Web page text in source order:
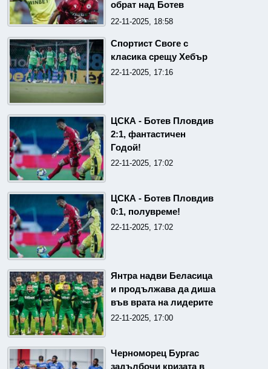
обрат над Ботев
Пловдив и се поздрави
22-11-2025, 18:58
Спортист Своге с
класика срещу Хебър
22-11-2025, 17:16
ЦСКА - Ботев Пловдив
2:1, фантастичен
Годой!
22-11-2025, 17:02
ЦСКА - Ботев Пловдив
0:1, полувреме!
22-11-2025, 17:02
Янтра надви Беласица
и продължава да диша
във врата на лидерите
22-11-2025, 17:00
Черноморец Бургас
задълбочи кризата в